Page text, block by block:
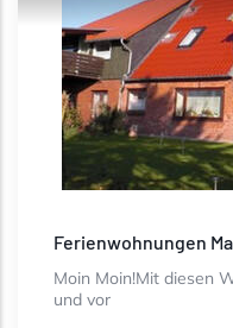
Ferienwohnungen
Moin Moin!Mit diesen
und vor